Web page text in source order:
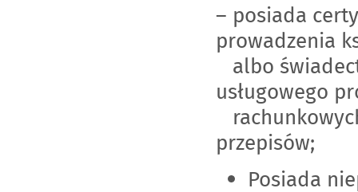
– posiada
prowadzenia
albo
usługowego
przepisów;
Posiada